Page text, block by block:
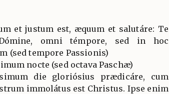
et justum est, æquum et salutáre: Te
omni témpore, sed in hoc
(sed tempore Passionis)
nocte (sed octava Paschæ)
die gloriósius prædicáre, cum
immolátus est Christus. Ipse enim